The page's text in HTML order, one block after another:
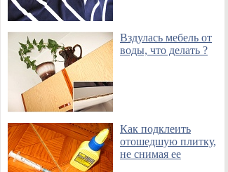
Вздулась мебель от
воды, что делать ?
Как подклеить
отошедшую плитку,
не снимая ее